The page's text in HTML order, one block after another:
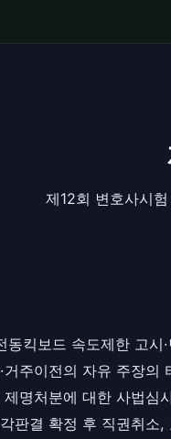
제12회 변호사시
동킥보드 속도제한 고시
거주이전의 자유 주장의
제명처분에 대한 사법심
판결 확정 후 직권취소